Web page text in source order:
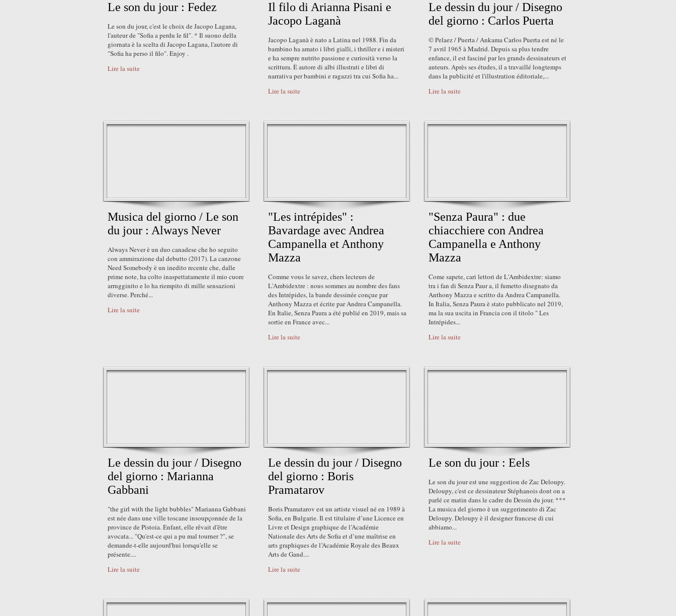
Le son du jour : Fedez
Le son du jour, c'est le choix de Jacopo Lagana,
l'auteur de "Sofia a perdu le fil". * Il suono della
giornata è la scelta di Jacopo Lagana, l'autore di
"Sofia ha perso il filo". Enjoy .
Lire la suite
Il filo di Arianna Pisani e
Jacopo Laganà
Jacopo Laganà è nato a Latina nel 1988. Fin da
bambino ha amato i libri gialli, i thriller e i misteri
e ha sempre nutrito passione e curiosità verso la
scrittura. È autore di albi illustrati e libri di
narrativa per bambini e ragazzi tra cui Sofia ha...
Lire la suite
Le dessin du jour / Disegno
del giorno : Carlos Puerta
© Pelaez / Puerta / Ankama Carlos Puerta est né le
7 avril 1965 à Madrid. Depuis sa plus tendre
enfance, il est fasciné par les grands dessinateurs et
auteurs. Après ses études, il a travaillé longtemps
dans la publicité et l'illustration éditoriale,...
Lire la suite
Musica del giorno / Le son
du jour : Always Never
Always Never è un duo canadese che ho seguito
con ammirazione dal debutto (2017). La canzone
Need Somebody è un inedito recente che, dalle
prime note, ha colto inaspettatamente il mio cuore
arrugginito e lo ha riempito di mille sensazioni
diverse. Perché...
Lire la suite
"Les intrépides" :
Bavardage avec Andrea
Campanella et Anthony
Mazza
Comme vous le savez, chers lecteurs de
L'Ambidextre : nous sommes au nombre des fans
des Intrépides, la bande dessinée conçue par
Anthony Mazza et écrite par Andrea Campanella.
En Italie, Senza Paura a été publié en 2019, mais sa
sortie en France avec...
Lire la suite
"Senza Paura" : due
chiacchiere con Andrea
Campanella e Anthony
Mazza
Come sapete, cari lettori de L'Ambidextre: siamo
tra i fan di Senza Paur a, il fumetto disegnato da
Anthony Mazza e scritto da Andrea Campanella.
In Italia, Senza Paura è stato pubblicato nel 2019,
ma la sua uscita in Francia con il titolo " Les
Intrépides...
Lire la suite
Le dessin du jour / Disegno
del giorno : Marianna
Gabbani
"the girl with the light bubbles" Marianna Gabbani
est née dans une ville toscane insoupçonnée de la
province de Pistoia. Enfant, elle rêvait d'être
avocata... "Qu'est-ce qui a pu mal tourner ?", se
demande-t-elle aujourd'hui lorsqu'elle se
présente....
Lire la suite
Le dessin du jour / Disegno
del giorno : Boris
Pramatarov
Boris Pramatarov est un artiste visuel né en 1989 à
Sofia, en Bulgarie. Il est titulaire d’une Licence en
Livre et Design graphique de l’Académie
Nationale des Arts de Sofia et d’une maîtrise en
arts graphiques de l’Académie Royale des Beaux
Arts de Gand....
Lire la suite
Le son du jour : Eels
Le son du jour est une suggestion de Zac Deloupy.
Deloupy, c'est ce dessinateur Stéphanois dont on a
parlé ce matin dans le cadre du Dessin du jour. ***
La musica del giorno è un suggerimento di Zac
Deloupy. Deloupy è il designer francese di cui
abbiamo...
Lire la suite